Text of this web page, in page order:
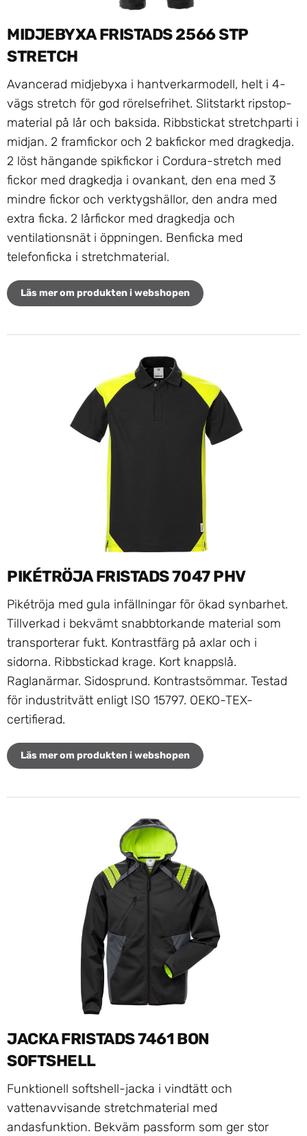
MIDJEBYXA FRISTADS 2566 STP
STRETCH
Avancerad midjebyxa i hantverkarmodell, helt i 4-
vägs stretch för god rörelsefrihet. Slitstarkt ripstop-
material på lår och baksida. Ribbstickat stretchparti i
midjan. 2 framfickor och 2 bakfickor med dragkedja.
2 löst hängande spikfickor i Cordura-stretch med
fickor med dragkedja i ovankant, den ena med 3
mindre fickor och verktygshällor, den andra med
extra ficka. 2 lårfickor med dragkedja och
ventilationsnät i öppningen. Benficka med
telefonficka i stretchmaterial.
Läs mer om produkten i webshopen
PIKÉTRÖJA FRISTADS 7047 PHV
Pikétröja med gula infällningar för ökad synbarhet.
Tillverkad i bekvämt snabbtorkande material som
transporterar fukt. Kontrastfärg på axlar och i
sidorna. Ribbstickad krage. Kort knappslå.
Raglanärmar. Sidosprund. Kontrastsömmar. Testad
för industritvätt enligt ISO 15797. OEKO-TEX-
certifierad.
Läs mer om produkten i webshopen
JACKA FRISTADS 7461 BON
SOFTSHELL
Funktionell softshell-jacka i vindtätt och
vattenavvisande stretchmaterial med
andasfunktion. Bekväm passform som ger stor